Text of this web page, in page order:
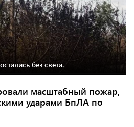
без света.
масштабный пожар,
ударами БпЛА по